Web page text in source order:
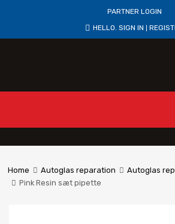
PARTNER LOGIN
HELLO. SIGN IN
Home Autoglas reparation
Autoglas
Pink Resin sæt pipette